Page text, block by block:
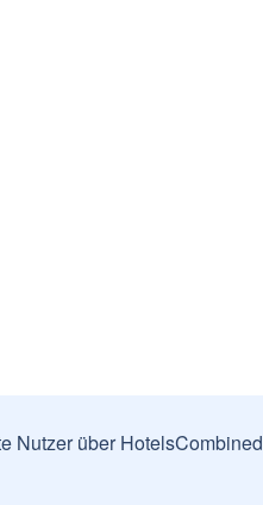
Nutzer über HotelsCombined